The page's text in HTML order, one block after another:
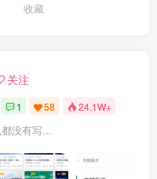
收藏
关注
1 58 24.1W+
没有写...